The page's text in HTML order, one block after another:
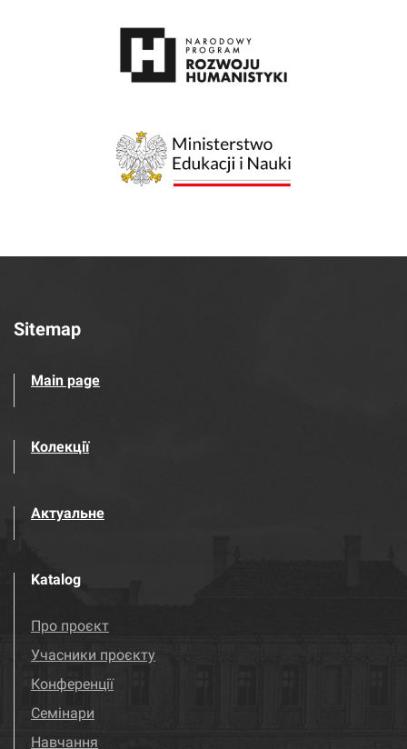
Sitemap
Main page
Колекції
Актуальне
Katalog
Про проєкт
Учасники проєкту
Конференції
Семінари
Навчання